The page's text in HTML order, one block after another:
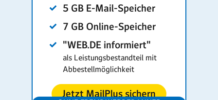
5 GB E-Mail-Speicher
7 GB Online-Speicher
"WEB.DE informiert"
als Leistungsbestandteil mit
Abbestellmöglichkeit
Jetzt MailPlus sichern